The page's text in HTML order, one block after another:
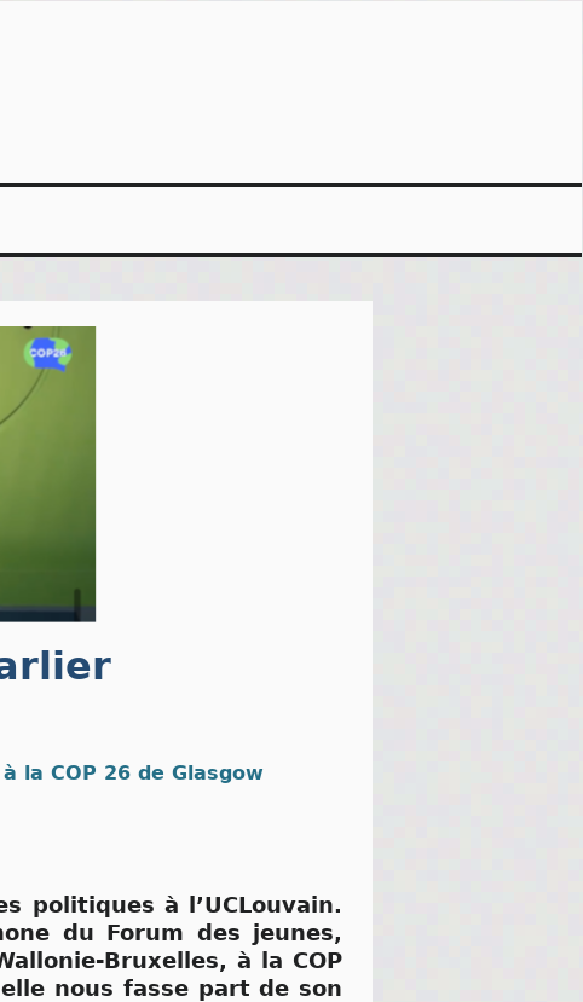
la COP 26 de Glasgow
politiques à l’UCLouvain.
du Forum des jeunes,
Bruxelles, à la COP
nous fasse part de son